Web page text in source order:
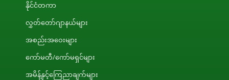
နိုင်ငံတကာ
လွှတ်တော်ဂျာနယ်များ
အစည်းအဝေးများ
ကော်မတီ/ကော်မရှင်များ
အမိန့်နှင့်ကြေညာချက်များ